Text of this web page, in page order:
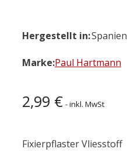
Hergestellt in:Spanien
Marke:Paul Hartmann
2,99 € - inkl. MwSt
Fixierpflaster Vliesstoff